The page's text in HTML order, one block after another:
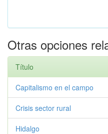
Otras opciones
Título
Capitalismo en el campo
Crisis sector rural
Hidalgo